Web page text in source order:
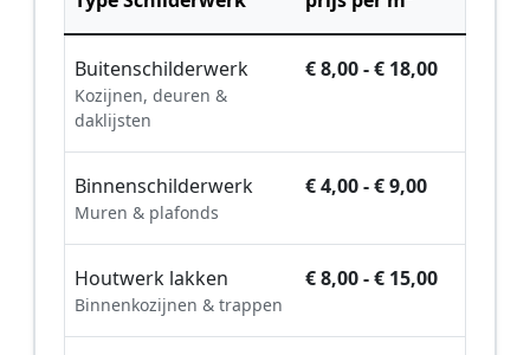
Buitenschilderwerk
Kozijnen, deuren &
daklijsten
€ 8,00 - € 18,00
Binnenschilderwerk
Muren & plafonds
€ 4,00 - € 9,00
Houtwerk lakken
Binnenkozijnen & trappen
€ 8,00 - € 15,00